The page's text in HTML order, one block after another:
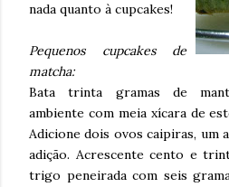
nada quanto à cupcakes!
Pequenos cupcakes de
matcha:
Bata trinta gramas de
ambiente com meia xícara de
Adicione dois ovos caipiras, um
adição. Acrescente cento e
trigo peneirada com seis